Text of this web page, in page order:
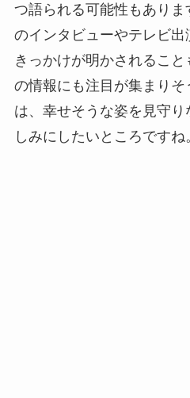
つ語られる可能性もあり
のインタビューやテレビ
きっかけが明かされるこ
の情報にも注目が集まり
は、幸せそうな姿を見守
しみにしたいところですね